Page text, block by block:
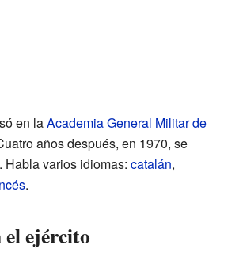
en laAcademia General Militar de
años después, en 1970, se
. Habla varios idiomas: catalán,
.
el ejército